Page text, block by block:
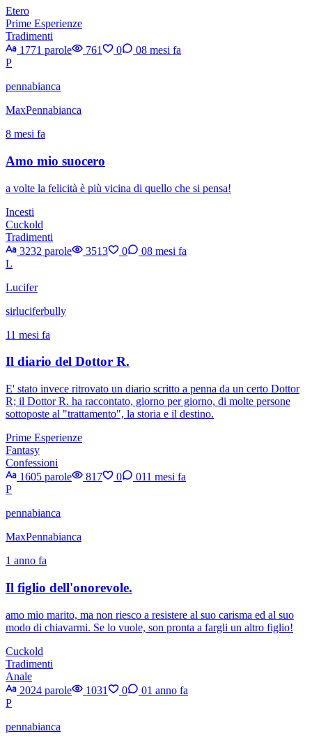
Etero
Prime Esperienze
Tradimenti
1771 parole
761 0 08 mesi fa
P
pennabianca
MaxPennabianca
8 mesi fa
Amo mio suocero
a volte la felicità è più vicina di quello che si pensa!
Incesti
Cuckold
Tradimenti
3232 parole
3513 0 08 mesi fa
L
Lucifer
sirluciferbully
11 mesi fa
Il diario del Dottor R.
E' stato invece ritrovato un diario scritto a penna da un certo Dottor
R; il Dottor R. ha raccontato, giorno per giorno, di molte persone
sottoposte al "trattamento", la storia e il destino.
Prime Esperienze
Fantasy
Confessioni
1605 parole
817 0 011 mesi fa
P
pennabianca
MaxPennabianca
1 anno fa
Il figlio dell'onorevole.
amo mio marito, ma non riesco a resistere al suo carisma ed al suo
modo di chiavarmi. Se lo vuole, son pronta a fargli un altro figlio!
Cuckold
Tradimenti
Anale
2024 parole
1031 0 01 anno fa
P
pennabianca